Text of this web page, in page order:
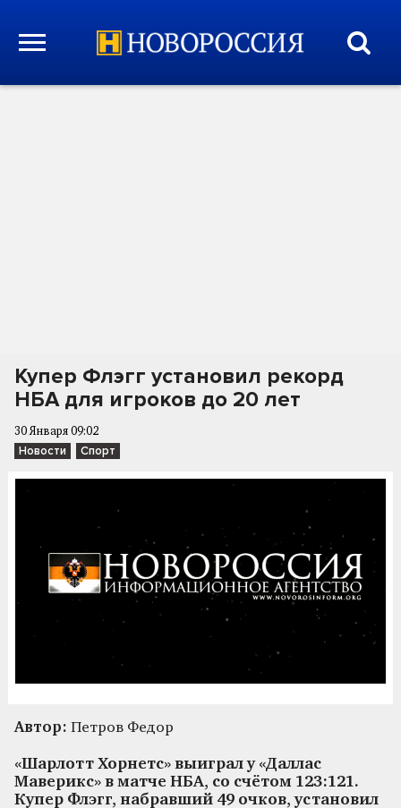
Купер Флэгг установил рекорд
НБА для игроков до 20 лет
30 Января 09:02
Новости Спорт
Автор: Петров Федор
«Шарлотт Хорнетс» выиграл у «Даллас
Маверикс» в матче НБА, со счётом 123:121.
Купер Флэгг, набравший 49 очков, установил